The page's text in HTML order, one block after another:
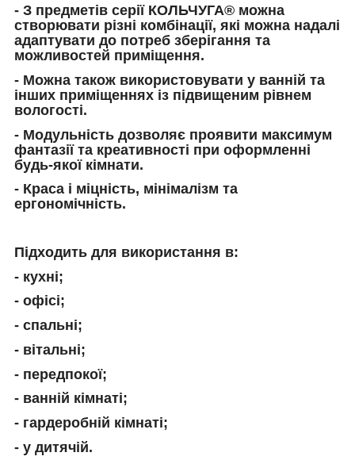
- З предметів серії КОЛЬЧУГА® можна
створювати різні комбінації, які можна надалі
адаптувати до потреб зберігання та
можливостей приміщення.
- Можна також використовувати у ванній та
інших приміщеннях із підвищеним рівнем
вологості.
- Модульність дозволяє проявити максимум
фантазії та креативності при оформленні
будь-якої кімнати.
- Краса і міцність, мінімалізм та
ергономічність.
Підходить для використання в:
- кухні;
- офісі;
- спальні;
- вітальні;
- передпокої;
- ванній кімнаті;
- гардеробній кімнаті;
- у дитячій.